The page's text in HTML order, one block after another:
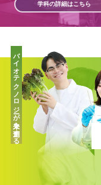
学科の詳細はこちら
バイオテクノロジーが未来を創造する